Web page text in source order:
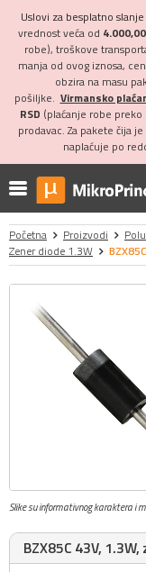
Uslovi za besplatno
vrednost veća od
robe), troškove
manja od ovog iznosa,
obzira na masu
pošiljke. Virmansko
RSD (plaćanje robe
prodavac. Za pakete čija
naplaćuje po
Početna Proizvodi
Zener diode 1.3W
Slike su informativnog karaktera i
BZX85C 43V,